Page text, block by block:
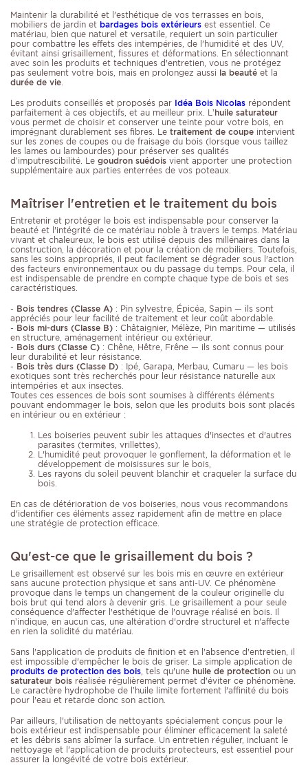
Maintenir la durabilité et l'esthétique de vos terrasses en bois,
mobiliers de jardin et bardages bois extérieurs est essentiel. Ce
matériau, bien que naturel et versatile, requiert un soin particulier
pour combattre les effets des intempéries, de l'humidité et des UV,
évitant ainsi grisaillement, fissures et déformations. En sélectionnant
avec soin les produits et techniques d'entretien, vous ne protégez
pas seulement votre bois, mais en prolongez aussi la beauté et la
durée de vie
Les produits conseillés et proposés par Idéa Bois Nicolas répondent
parfaitement à ces objectifs, et au meilleur prix. L’huile saturateur
vous permet de choisir et conserver une teinte pour votre bois, en
imprégnant durablement ses fibres. Le traitement de coupe intervient
sur les zones de coupes ou de fraisage du bois (lorsque vous taillez
les lames ou lambourdes) pour préserver ses qualités
d’imputrescibilité. Le goudron suédois vient apporter une protection
supplémentaire aux parties enterrées de vos poteaux.
Maîtriser l'entretien et le traitement du bois
Entretenir et protéger le bois est indispensable pour conserver la
beauté et l'intégrité de ce matériau noble à travers le temps. Matériau
vivant et chaleureux, le bois est utilisé depuis des millénaires dans la
construction, la décoration et pour la création de mobiliers. Toutefois,
sans les soins appropriés, il peut facilement se dégrader sous l'action
des facteurs environnementaux ou du passage du temps. Pour cela, il
est indispensable de prendre en compte chaque type de bois et ses
caractéristiques.
- Bois tendres (Classe A) : Pin sylvestre, Épicéa, Sapin — ils sont
appréciés pour leur facilité de traitement et leur coût abordable.
- Bois mi-durs (Classe B) : Châtaignier, Mélèze, Pin maritime — utilisés
en structure, aménagement intérieur ou extérieur.
- Bois durs (Classe C) : Chêne, Hêtre, Frêne — ils sont connus pour
leur durabilité et leur résistance.
- Bois très durs (Classe D) : Ipé, Garapa, Merbau, Cumaru — les bois
exotiques sont très recherchés pour leur résistance naturelle aux
intempéries et aux insectes.
Toutes ces essences de bois sont soumises à différents éléments
pouvant endommager le bois, selon que les produits bois sont placés
en intérieur ou en extérieur :
Les boiseries peuvent subir les attaques d'insectes et d'autres
parasites (termites, vrillettes),
L'humidité peut provoquer le gonflement, la déformation et le
développement de moisissures sur le bois,
Les rayons du soleil peuvent blanchir et craqueler la surface du
bois.
En cas de détérioration de vos boiseries, nous vous recommandons
d'identifier ces éléments assez rapidement afin de mettre en place
une stratégie de protection efficace.
Qu'est-ce que le grisaillement du bois ?
Le grisaillement est observé sur les bois mis en œuvre en extérieur
sans aucune protection physique et sans anti-UV. Ce phénomène
provoque dans le temps un changement de la couleur originelle du
bois brut qui tend alors à devenir gris. Le grisaillement a pour seule
conséquence d'affecter l'esthétique de l'ouvrage réalisé en bois. Il
n’indique, en aucun cas, une altération d'ordre structurel et n'affecte
en rien la solidité du matériau.
Sans l'application de produits de finition et en l'absence d'entretien, il
est impossible d'empêcher le bois de griser. La simple application de
produits de protection des bois , tels qu'une huile de protection ou un
saturateur bois réalisée régulièrement permet d'éviter ce phénomène.
Le caractère hydrophobe de l’huile limite fortement l'affinité du bois
pour l'eau et retarde donc son action.
Par ailleurs, l'utilisation de nettoyants spécialement conçus pour le
bois extérieur est indispensable pour éliminer efficacement la saleté
et les débris sans abîmer la surface. Un entretien régulier, incluant le
nettoyage et l'application de produits protecteurs, est essentiel pour
assurer la longévité de votre bois extérieur.